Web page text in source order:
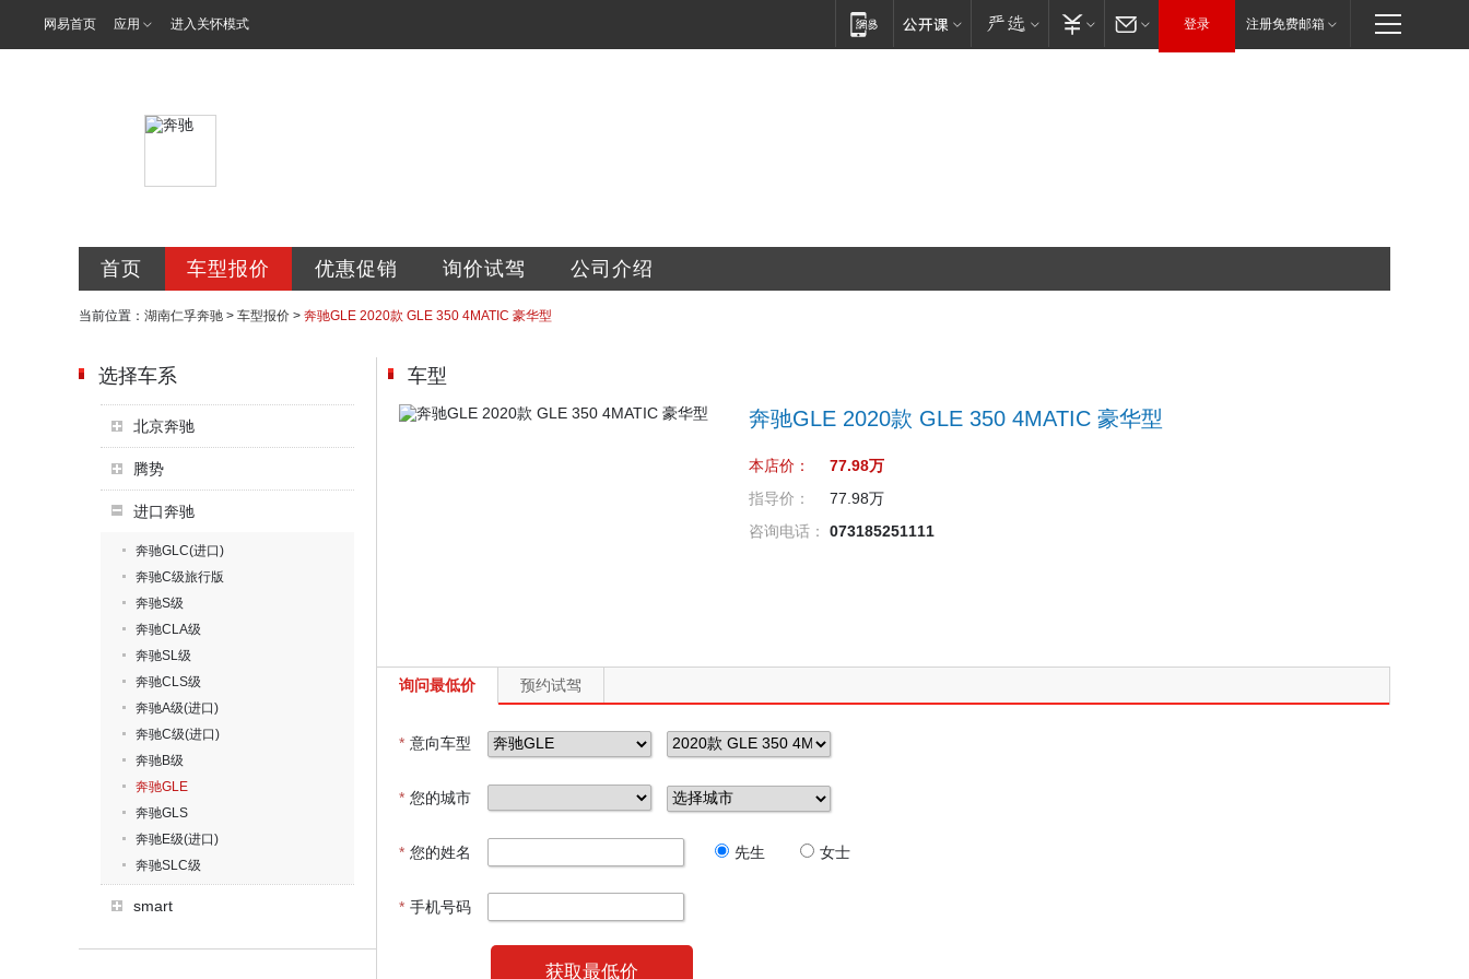
网易首页 应用 进入关怀模式 登录 注册免费邮箱
首页 车型报价 优惠促销 询价试驾 公司介绍
当前位置： 湖南仁孚奔驰 > 车型报价 > 奔驰GLE 2020款 GLE 350 4MATIC 豪华型
选择车系
北京奔驰
腾势
进口奔驰
奔驰GLC(进口)
奔驰C级旅行版
奔驰S级
奔驰CLA级
奔驰SL级
奔驰CLS级
奔驰A级(进口)
奔驰C级(进口)
奔驰B级
奔驰GLE
奔驰GLS
奔驰E级(进口)
奔驰SLC级
smart
车型
奔驰GLE 2020款 GLE 350 4MATIC 豪华型
本店价：
77.98万
指导价：
77.98万
咨询电话：
073185251111
询问最低价 预约试驾
* 意向车型
* 您的城市
* 您的姓名 先生 女士
* 手机号码
获取最低价